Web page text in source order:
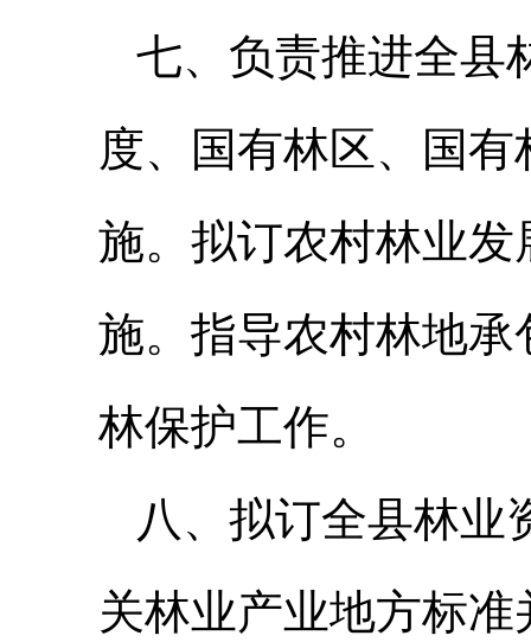
七、负责推进全县
度、国有林区、国
施。拟订农村林业
施。指导农村林地
林保护工作。
八、拟订全县林
关林业产业地方标